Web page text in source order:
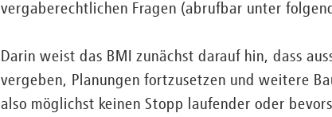
vergaberechtlichen Fragen (abrufbar unter
Darin weist das BMI zunächst darauf hin, dass
vergeben, Planungen fortzusetzen und weitere
also möglichst keinen Stopp laufender oder